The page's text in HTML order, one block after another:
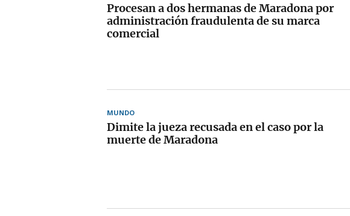
Procesan a dos hermanas de Maradona por
administración fraudulenta de su marca
comercial
MUNDO
Dimite la jueza recusada en el caso por la
muerte de Maradona